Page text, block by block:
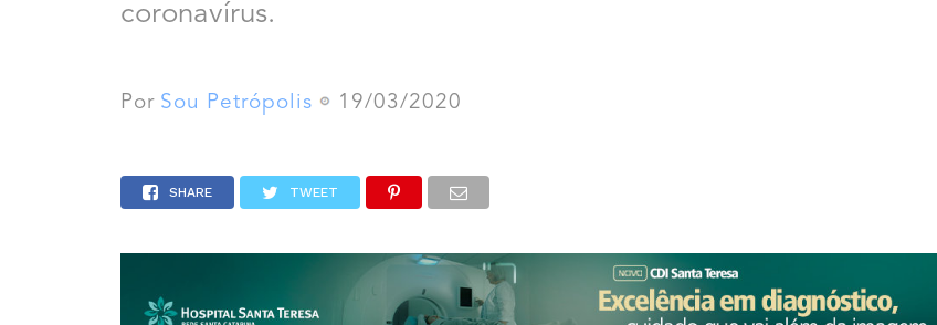
coronavírus.
Por Sou Petrópolis 19/03/2020
SHARE TWEET